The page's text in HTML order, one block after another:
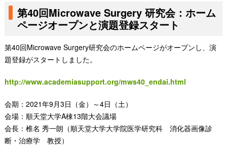
第40回Microwave Surgery 研究会：ホーム
ページオープンと演題登録スタート
第40回Microwave Surgery研究会のホームページがオープンし、演
題登録がスタートしました。
http://www.academiasupport.org/mws40_endai.html
会期：2021年9月3日（金）～4日（土）
会場：順天堂大学A棟13階大会議場
会長：椎名 秀一朗（順天堂大学大学院医学研究科 消化器画像診
断・治療学 教授）